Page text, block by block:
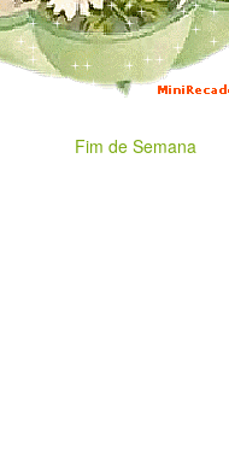
Fim de Semana